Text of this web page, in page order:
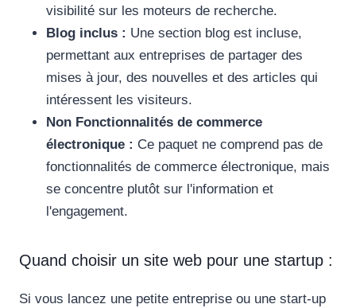
visibilité sur les moteurs de recherche.
Blog inclus : Une section blog est incluse,
permettant aux entreprises de partager des
mises à jour, des nouvelles et des articles qui
intéressent les visiteurs.
Non Fonctionnalités de commerce
électronique : Ce paquet ne comprend pas de
fonctionnalités de commerce électronique, mais
se concentre plutôt sur l'information et
l'engagement.
Quand choisir un site web pour une startup :
Si vous lancez une petite entreprise ou une start-up